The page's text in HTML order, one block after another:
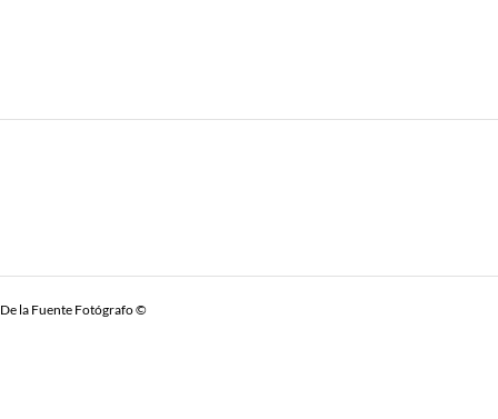
De la Fuente Fotógrafo ©